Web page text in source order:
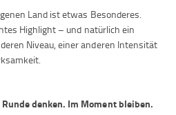
Land ist etwas Besonderes.
Highlight – und natürlich ein
Niveau, einer anderen Intensität
denken. Im Moment bleiben.